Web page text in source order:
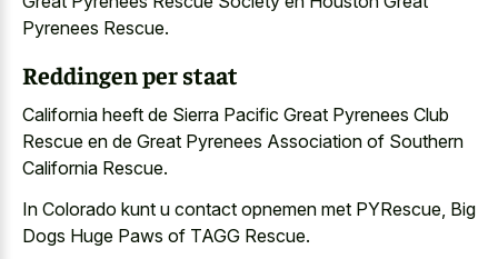
Pyrenees Rescue.
Reddingen per staat
California heeft de Sierra Pacific Great Pyrenees Club
Rescue en de Great Pyrenees Association of Southern
California Rescue.
In Colorado kunt u contact opnemen met PYRescue, Big
Dogs Huge Paws of TAGG Rescue.